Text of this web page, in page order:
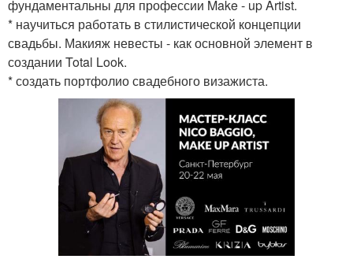
фундаментальны для профессии Make - up Artist.
* научиться работать в стилистической концепции
свадьбы. Макияж невесты - как основной элемент в
создании Total Look.
* создать портфолио свадебного визажиста.